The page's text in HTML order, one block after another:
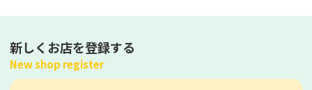
新しくお店を登録する
New shop register